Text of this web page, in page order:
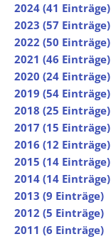
2024 (41 Einträge)
2023 (57 Einträge)
2022 (50 Einträge)
2021 (46 Einträge)
2020 (24 Einträge)
2019 (54 Einträge)
2018 (25 Einträge)
2017 (15 Einträge)
2016 (12 Einträge)
2015 (14 Einträge)
2014 (14 Einträge)
2013 (9 Einträge)
2012 (5 Einträge)
2011 (6 Einträge)